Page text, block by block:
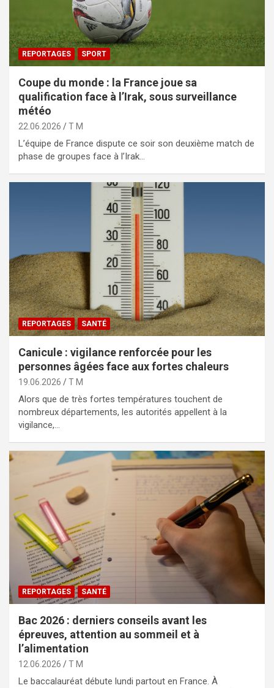
REPORTAGES SPORT
Coupe du monde : la France joue sa
qualification face à l’Irak, sous surveillance
météo
22.06.2026 T M
L’équipe de France dispute ce soir son deuxième match de
phase de groupes face à l’Irak…
REPORTAGES SANTÉ
Canicule : vigilance renforcée pour les
personnes âgées face aux fortes chaleurs
19.06.2026 T M
Alors que de très fortes températures touchent de
nombreux départements, les autorités appellent à la
vigilance,…
REPORTAGES SANTÉ
Bac 2026 : derniers conseils avant les
épreuves, attention au sommeil et à
l’alimentation
12.06.2026 T M
Le baccalauréat débute lundi partout en France. À